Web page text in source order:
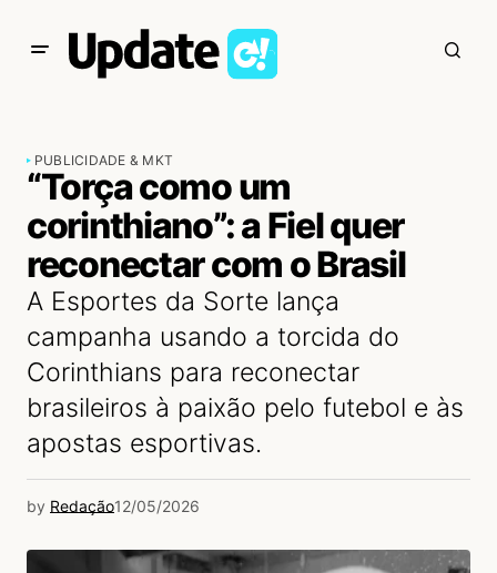
PUBLICIDADE & MKT
“Torça como um
corinthiano”: a Fiel quer
reconectar com o Brasil
A Esportes da Sorte lança
campanha usando a torcida do
Corinthians para reconectar
brasileiros à paixão pelo futebol e às
apostas esportivas.
by Redação12/05/2026